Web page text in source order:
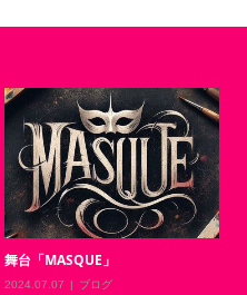
ざ
1年ぶりになってしまいました…
2025.08.02 ブログ